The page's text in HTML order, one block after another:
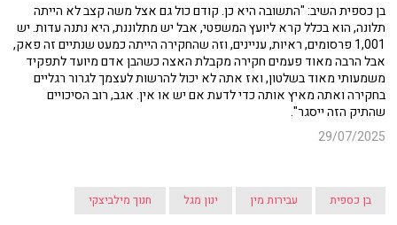
בן כספית השיב: "התשובה היא כן. קודם כול גם אצל משה קצב לא הייתה
תלונה, הוא בכלל קרא ליועץ המשפטי, אבל יש מתלוננת, היא נתנה עדות. יש
1,001 פרסומים, ראיות, עניינים, וזה שהחקירה הייתה כמעט שנתיים זה פאק,
אבל הרבה מאוד פעמים חקירה מקבלת האצה כשהבן אדם מיועד לתפקיד
משמעותי מאוד בשלטון, ואז אתה לא יכול להרשות לעצמך לגרור רגליים
בחקירה ואתה מאיץ אותה כדי לדעת אם יש או אין. אגב, רוב הסיכויים
שהתיק הזה ייסגר".
29/07/2025
בן כספית עבירות מין ינון מגל חנוך מילביצקי